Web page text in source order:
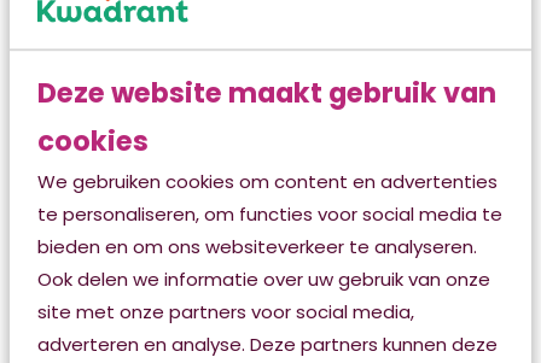
Deze website maakt gebruik van
cookies
We gebruiken cookies om content en advertenties
te personaliseren, om functies voor social media te
bieden en om ons websiteverkeer te analyseren.
Ook delen we informatie over uw gebruik van onze
site met onze partners voor social media,
adverteren en analyse. Deze partners kunnen deze
Noordersingel 54
8917 BB Leeuwarden
T. 058 299 80 75
Hospice Julia Jan Wouters
Van Helomalaan 2
8441 BX Heerenveen
www.vptzjuliajanwouters.nl
Hospice Smelnehaven
Het Zuid 20